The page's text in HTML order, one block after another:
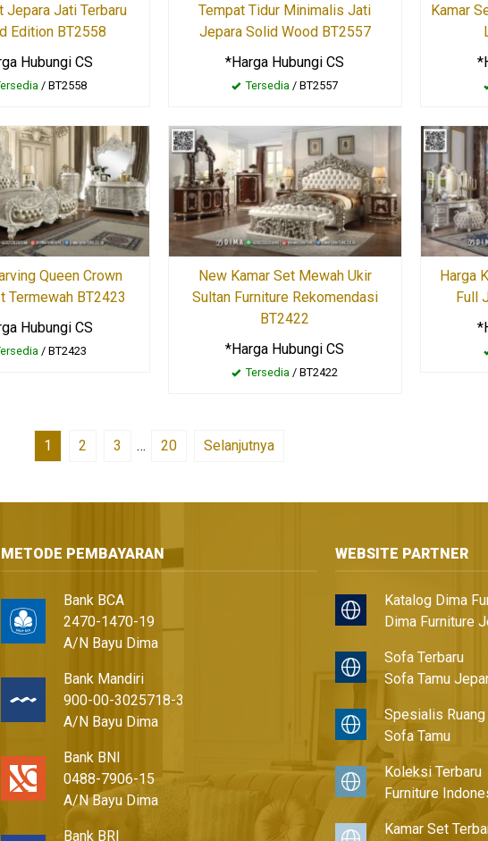
Jepara Jati Terbaru
Edition BT2558
Hubungi CS
/ BT2558
Tempat Tidur Minimalis Jati
Jepara Solid Wood BT2557
*Harga Hubungi CS
Tersedia / BT2557
Kamar
Queen Crown
Termewah BT2423
Hubungi CS
/ BT2423
New Kamar Set Mewah Ukir
Sultan Furniture Rekomendasi
BT2422
*Harga Hubungi CS
Tersedia / BT2422
Harga
Full
1 2 3 … 20 Selanjutnya
METODE PEMBAYARAN
Bank BCA
2470-1470-19
A/N Bayu Dima
Bank Mandiri
900-00-3025718-3
A/N Bayu Dima
Bank BNI
0488-7906-15
A/N Bayu Dima
Bank BRI
WEBSITE PARTNER
Katalog Dima
Dima Furniture
Sofa Terbaru
Sofa Tamu
Spesialis Ruang
Sofa Tamu
Koleksi Terbaru
Furniture
Kamar Set